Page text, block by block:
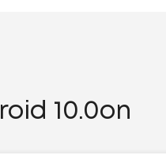
10.0on